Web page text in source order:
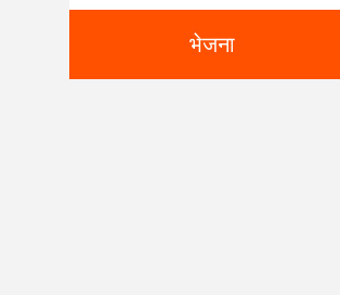
भेजना